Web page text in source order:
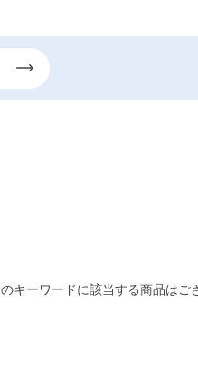
キーワードに該当する商品はご